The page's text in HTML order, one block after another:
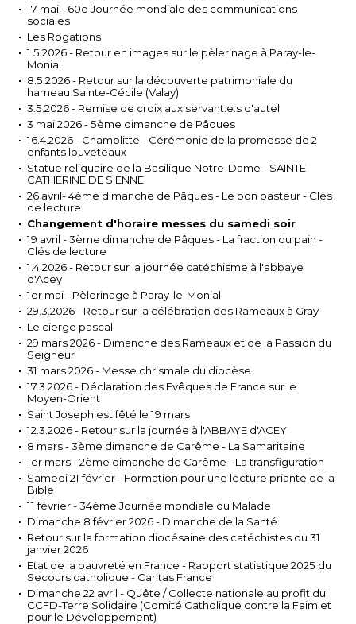
17 mai - 60e Journée mondiale des communications
sociales
Les Rogations
1.5.2026 - Retour en images sur le pèlerinage à Paray-le-
Monial
8.5.2026 - Retour sur la découverte patrimoniale du
hameau Sainte-Cécile (Valay)
3.5.2026 - Remise de croix aux servant.e.s d'autel
3 mai 2026 - 5ème dimanche de Pâques
16.4.2026 - Champlitte - Cérémonie de la promesse de 2
enfants louveteaux
Statue reliquaire de la Basilique Notre-Dame - SAINTE
CATHERINE DE SIENNE
26 avril- 4ème dimanche de Pâques - Le bon pasteur - Clés
de lecture
Changement d'horaire messes du samedi soir
19 avril - 3ème dimanche de Pâques - La fraction du pain -
Clés de lecture
1.4.2026 - Retour sur la journée catéchisme à l'abbaye
d'Acey
1er mai - Pèlerinage à Paray-le-Monial
29.3.2026 - Retour sur la célébration des Rameaux à Gray
Le cierge pascal
29 mars 2026 - Dimanche des Rameaux et de la Passion du
Seigneur
31 mars 2026 - Messe chrismale du diocèse
17.3.2026 - Déclaration des Evêques de France sur le
Moyen-Orient
Saint Joseph est fêté le 19 mars
12.3.2026 - Retour sur la journée à l'ABBAYE d'ACEY
8 mars - 3ème dimanche de Carême - La Samaritaine
1er mars - 2ème dimanche de Carême - La transfiguration
Samedi 21 février - Formation pour une lecture priante de la
Bible
11 février - 34ème Journée mondiale du Malade
Dimanche 8 février 2026 - Dimanche de la Santé
Retour sur la formation diocésaine des catéchistes du 31
janvier 2026
Etat de la pauvreté en France - Rapport statistique 2025 du
Secours catholique - Caritas France
Dimanche 22 avril - Quête / Collecte nationale au profit du
CCFD-Terre Solidaire (Comité Catholique contre la Faim et
pour le Développement)